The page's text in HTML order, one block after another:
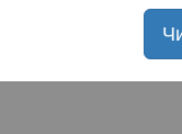
на замену
радостью